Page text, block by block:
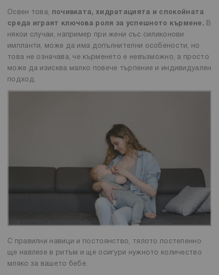
Освен това, почивката, хидратацията и спокойната
среда играят ключова роля за успешното кърмене. В
някои случаи, например при жени със силиконови
импланти, може да има допълнителни особености, но
това не означава, че кърменето е невъзможно, а просто
може да изисква малко повече търпение и индивидуален
подход.
С правилни навици и постоянство, тялото постепенно
ще навлезе в ритъм и ще осигури нужното количество
мляко за вашето бебе.